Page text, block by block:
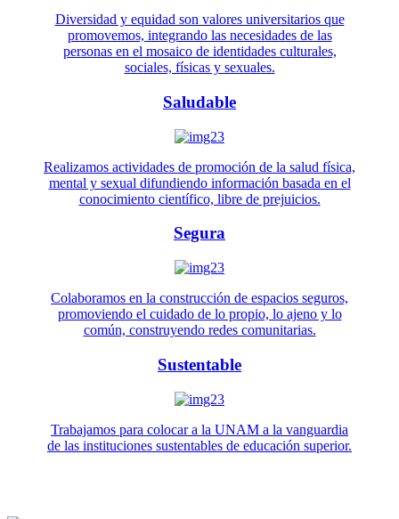
Diversidad y equidad son valores universitarios que
promovemos, integrando las necesidades de las
personas en el mosaico de identidades culturales,
sociales, físicas y sexuales.
Saludable
Realizamos actividades de promoción de la salud física,
mental y sexual difundiendo información basada en el
conocimiento científico, libre de prejuicios.
Segura
Colaboramos en la construcción de espacios seguros,
promoviendo el cuidado de lo propio, lo ajeno y lo
común, construyendo redes comunitarias.
Sustentable
Trabajamos para colocar a la UNAM a la vanguardia
de las instituciones sustentables de educación superior.